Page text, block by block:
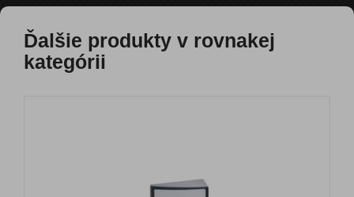
Ďalšie produkty v rovnakej
kategórii